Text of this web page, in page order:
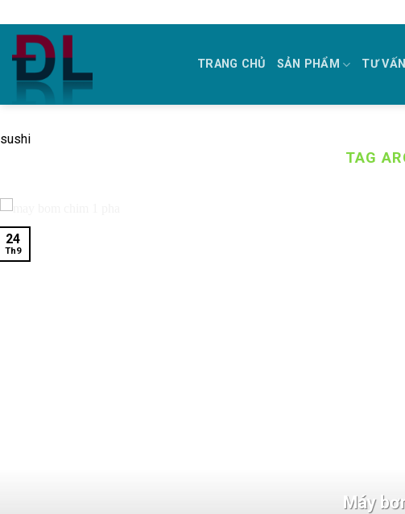
to
content
TRANG CHỦ SẢN PHẨM TƯ
sushi
TAG
Máy
24
Th9